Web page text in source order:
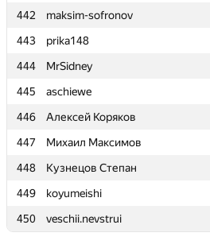
442
maksim-sofronov
443
prika148
444
MrSidney
445
aschiewe
446
Алексей Коряков
447
Михаил Максимов
448
Кузнецов Степан
449
koyumeishi
450
veschii.nevstrui
442
maksim-sofronov
443
prika148
444
MrSidney
445
aschiewe
446
Алексей Коряков
447
Михаил Максимов
448
Кузнецов Степан
449
koyumeishi
450
veschii.nevstrui